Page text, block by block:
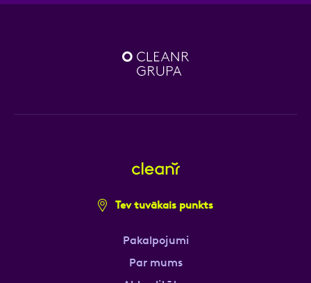
Tev tuvākais punkts
Pakalpojumi
Par mums